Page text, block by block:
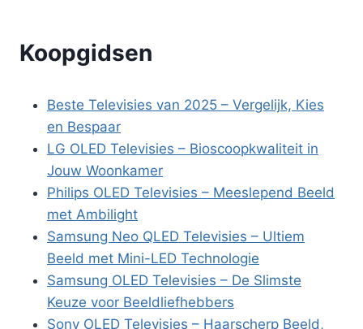
Koopgidsen
Beste Televisies van 2025 – Vergelijk, Kies
en Bespaar
LG OLED Televisies – Bioscoopkwaliteit in
Jouw Woonkamer
Philips OLED Televisies – Meeslepend Beeld
met Ambilight
Samsung Neo QLED Televisies – Ultiem
Beeld met Mini-LED Technologie
Samsung OLED Televisies – De Slimste
Keuze voor Beeldliefhebbers
Sony OLED Televisies – Haarscherp Beeld,